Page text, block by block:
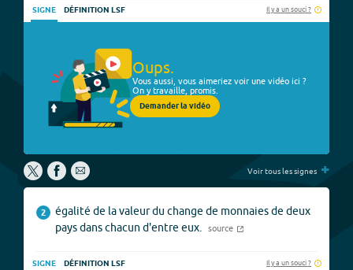
SIGNE DÉFINITION LSF Il y a un souci ?
Oups.
Vous aussi, vous aimeriez voir une vidéo ici ?
On y travaille, promis.
Demander la vidéo
Voir tous les signes +
2
égalité de la valeur du change de monnaies de deux
pays dans chacun d'entre eux.
source
SIGNE DÉFINITION LSF Il y a un souci ?